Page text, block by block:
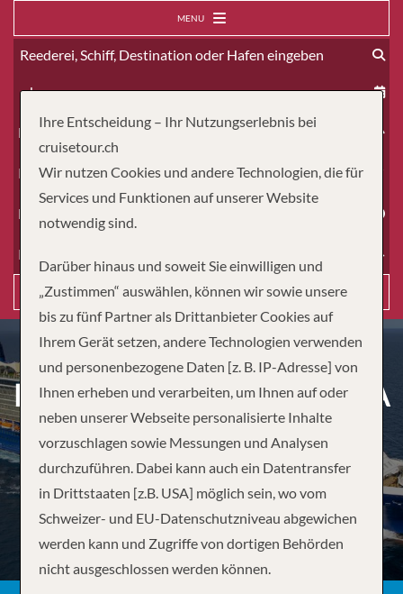
MENU
ab
Erwachsene
Kinder
Dauer
Reiseart
Suchen
BOSTON, MAINE & KANADA
Ihre Entscheidung – Ihr Nutzungserlebnis bei
cruisetour.ch
Wir nutzen Cookies und andere Technologien, die für
Services und Funktionen auf unserer Website
notwendig sind.
Darüber hinaus und soweit Sie einwilligen und
„Zustimmen“ auswählen, können wir sowie unsere
bis zu fünf Partner als Drittanbieter Cookies auf
Ihrem Gerät setzen, andere Technologien verwenden
und personenbezogene Daten [z. B. IP-Adresse] von
Ihnen erheben und verarbeiten, um Ihnen auf oder
neben unserer Webseite personalisierte Inhalte
vorzuschlagen sowie Messungen und Analysen
durchzuführen. Dabei kann auch ein Datentransfer
in Drittstaaten [z.B. USA] möglich sein, wo vom
Schweizer- und EU-Datenschutzniveau abgewichen
werden kann und Zugriffe von dortigen Behörden
nicht ausgeschlossen werden können.